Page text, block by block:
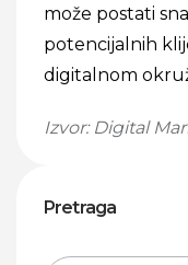
može postati
potencijalnih
digitalnom
Izvor: Digital
Pretraga